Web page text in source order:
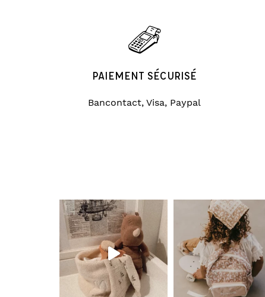
PAIEMENT SÉCURISÉ
Bancontact, Visa, Paypal